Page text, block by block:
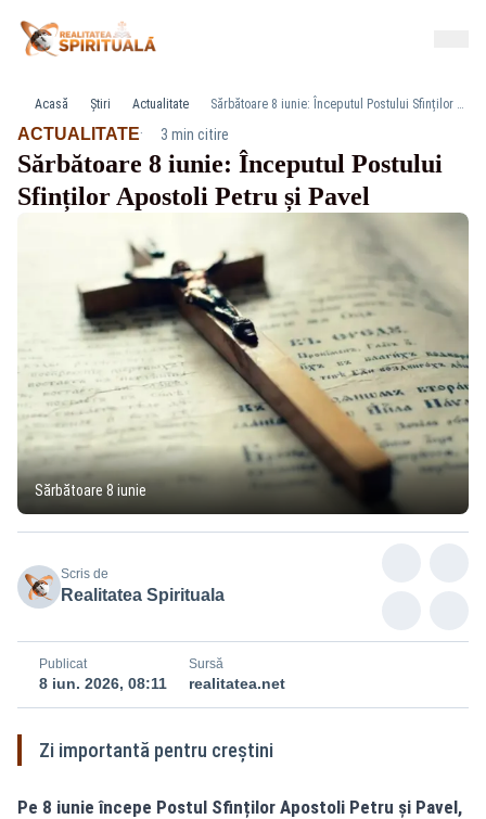
Acasă Știri Actualitate Sărbătoare 8 iunie: Începutul Postului Sfinților Apostoli Petru și Pavel
ACTUALITATE· 3 min citire
Sărbătoare 8 iunie: Începutul Postului
Sfinților Apostoli Petru și Pavel
Sărbătoare 8 iunie
Scris de
Realitatea Spirituala
Publicat
8 iun. 2026, 08:11
Sursă
realitatea.net
Zi importantă pentru creștini
Pe 8 iunie începe Postul Sfinților Apostoli Petru și Pavel,